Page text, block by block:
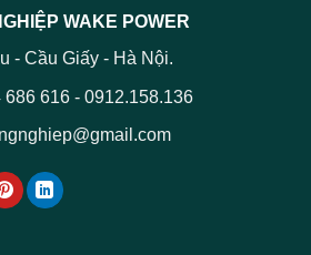
WAKE POWER
- Cầu Giấy - Hà Nội.
616 - 0912.158.136